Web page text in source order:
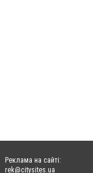
Реклама на сайті:
rek@citysites.ua